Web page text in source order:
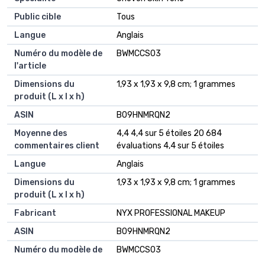
Public cible
‎Tous
Langue
‎Anglais
Numéro du modèle de
l'article
‎BWMCCS03
Dimensions du
produit (L x l x h)
‎1,93 x 1,93 x 9,8 cm; 1 grammes
ASIN
‎B09HNMRQN2
Moyenne des
commentaires client
4,4 4,4 sur 5 étoiles 20 684
évaluations 4,4 sur 5 étoiles
Langue
Anglais
Dimensions du
produit (L x l x h)
1,93 x 1,93 x 9,8 cm; 1 grammes
Fabricant
NYX PROFESSIONAL MAKEUP
ASIN
B09HNMRQN2
Numéro du modèle de
BWMCCS03